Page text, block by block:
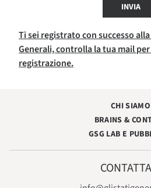
INVIA
Ti sei registrato con successo
Generali, controlla la tua mail
registrazione.
CHI SIAMO
BRAINS &
GSG LAB E